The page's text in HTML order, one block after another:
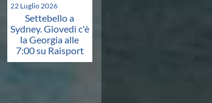
22 Luglio 2026
Settebello a
Sydney. Giovedì c'è
la Georgia alle
7:00 su Raisport